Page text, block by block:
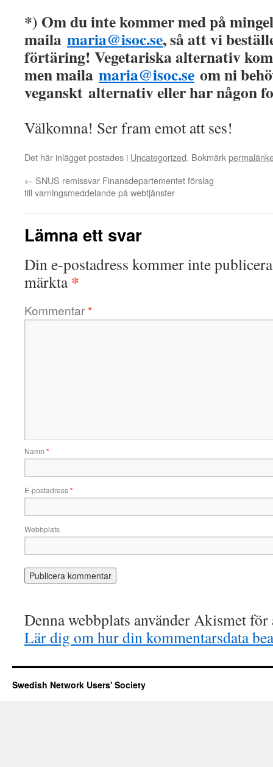
*) Om du inte kommer med på
maila maria@isoc.se, så att vi
förtäring! Vegetariska alternativ
men maila maria@isoc.se om ni
veganskt alternativ eller har någon
Välkomna! Ser fram emot att ses!
Det här inlägget postades i Uncategorized. Bokmärk
← SNUS remissvar Finansdepartementet förslag
till varningsmeddelande på webtjänster
Lämna ett svar
Din e-postadress kommer inte
märkta*
Kommentar*
Namn *
E-postadress*
Webbplats
Denna webbplats använder Akismet
Lär dig om hur din kommentarsdata
Swedish Network Users' Society